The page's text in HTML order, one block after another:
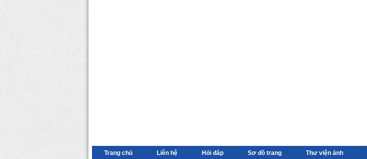
Trang chủ Liên hệ Hỏi đáp Sơ đồ trang Thư viện ảnh